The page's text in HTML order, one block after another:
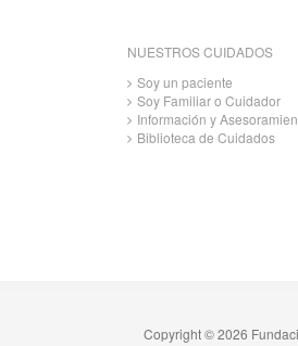
NUESTROS CUIDADOS
Soy un paciente
Soy Familiar o Cuidador
Información y
Biblioteca de Cuidados
Copyright © 2026